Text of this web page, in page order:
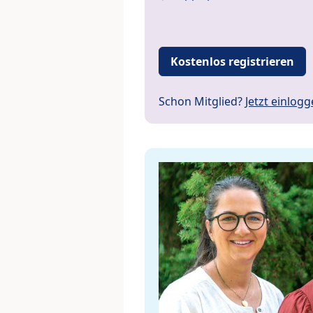
Kostenlos registrieren
Schon Mitglied? Jetzt